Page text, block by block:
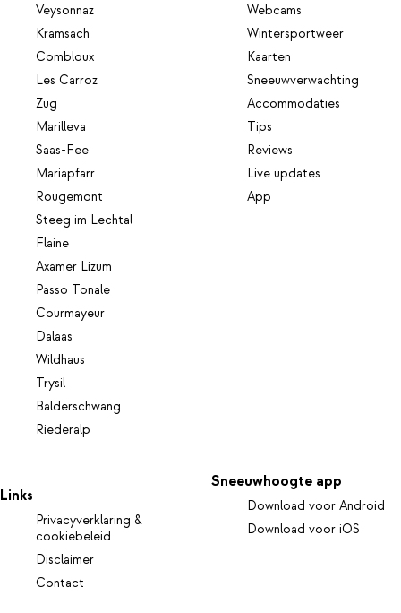
Veysonnaz
Kramsach
Combloux
Les Carroz
Zug
Marilleva
Saas-Fee
Mariapfarr
Rougemont
Steeg im Lechtal
Flaine
Axamer Lizum
Passo Tonale
Courmayeur
Dalaas
Wildhaus
Trysil
Balderschwang
Riederalp
Webcams
Wintersportweer
Kaarten
Sneeuwverwachting
Accommodaties
Tips
Reviews
Live updates
App
Links
Privacyverklaring &
cookiebeleid
Disclaimer
Contact
Sneeuwhoogte app
Download voor Android
Download voor iOS